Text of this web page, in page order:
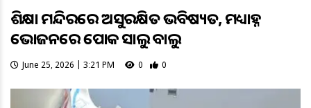
ଶିକ୍ଷା ମନ୍ଦିରରେ ଅସୁରକ୍ଷିତ ଭବିଷ୍ୟତ, ମଧ୍ୟାହ୍ନ
ଭୋଜନରେ ପୋକ ସାଲୁ ବାଲୁ
June 25, 2026 | 3:21 PM 0 0